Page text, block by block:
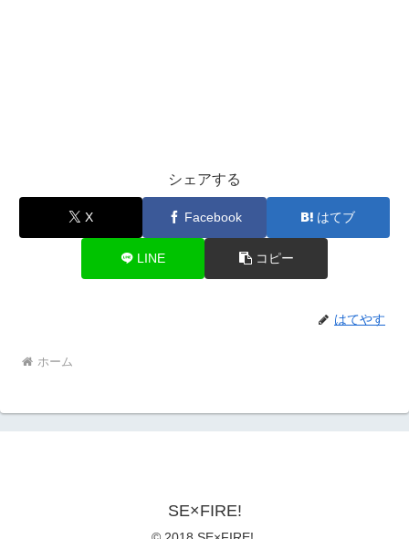
シェアする
X Facebook はてブ
LINE コピー
はてやす
ホーム
SE×FIRE!